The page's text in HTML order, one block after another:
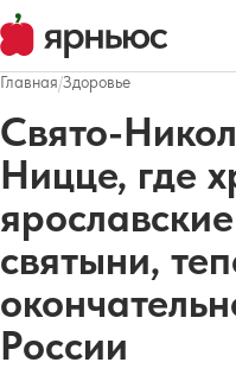
Главная/Здоровье
Свято-
Ницце, где
святыни,
России